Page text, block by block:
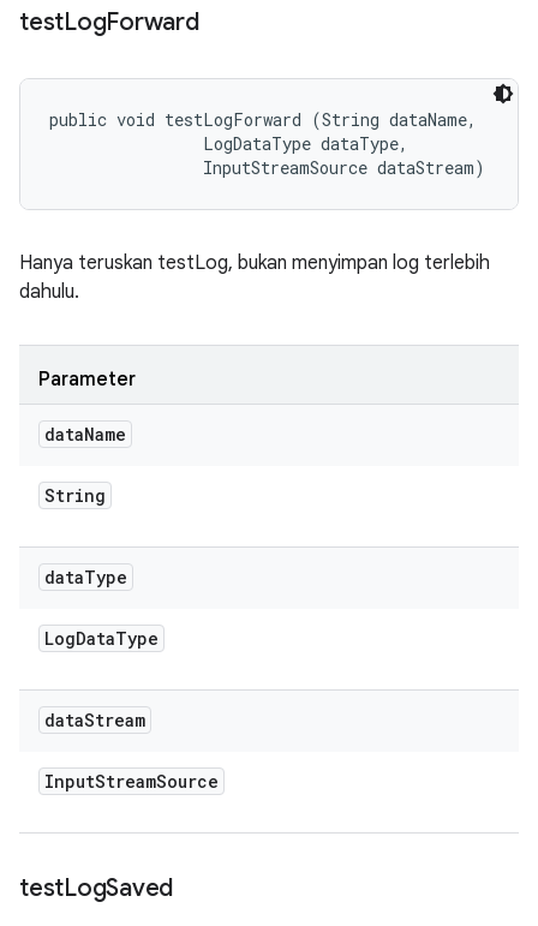
testLogForward
public void testLogForward (String dataName,
                LogDataType dataType,
                InputStreamSource dataStream)
Hanya teruskan testLog, bukan menyimpan log terlebih
dahulu.
Parameter
dataName
String
dataType
LogDataType
dataStream
InputStreamSource
testLogSaved